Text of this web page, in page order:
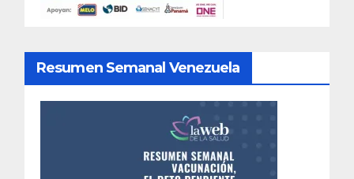
Resumen Semanal Venezuela